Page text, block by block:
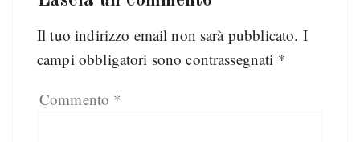
Il tuo indirizzo email non sarà pubblicato. I
campi obbligatori sono contrassegnati *
Commento *